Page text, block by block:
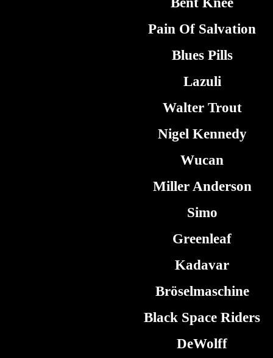
Pain Of Salvation
Blues Pills
Lazuli
Walter Trout
Nigel Kennedy
Wucan
Miller Anderson
Simo
Greenleaf
Kadavar
Bröselmaschine
Black Space Riders
DeWolff